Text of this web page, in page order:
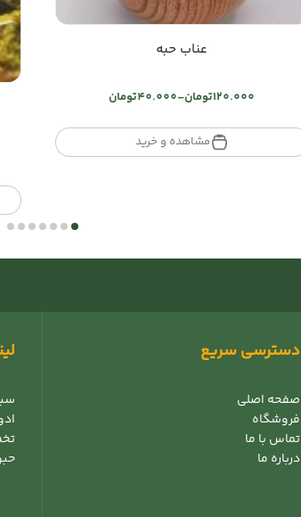
عناب حبه
تومان120.000
– تومان40.000
Price
تومان40.000
through
مشاهده و خرید
دسترسی سریع
صفحه اصلی
فروشگاه
تماس با ما
درباره ما